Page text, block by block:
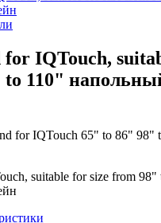
for IQTouch,
to 110"
for IQTouch 65" to 86" 98"
suitable for size from 98"